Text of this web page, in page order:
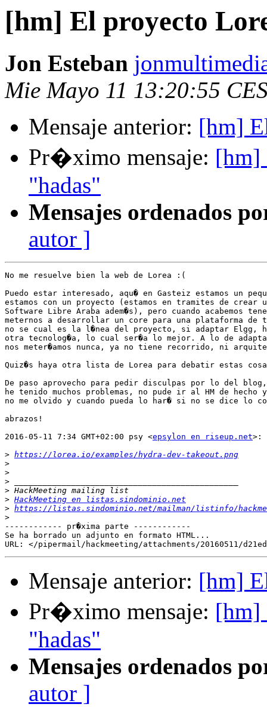
[hm] El proyecto
Jon Esteban
Mie Mayo 11 13:20:55
Mensaje anterior: [hm]
Pr�ximo mensaje: [hm]
"hadas"
Mensajes ordenados
autor ]
No me resuelve bien la web de Lorea :(
Puedo estar interesado, aqu� en Gasteiz estamos un
estamos con un proyecto (estamos en tramites de crear
Software Libre Araba adem�s), pero cuando acabemos
meternos a desarrollar un core para una plataforma de
no se cual es la l�nea del proyecto, si adaptar Elgg,
otra tecnolog�a, lo cual ser�a lo mejor. A lo de
nos meter�amos nunca, ya no tiene recorrido, ni
Quiz�s haya otra lista de Lorea para debatir estas
De paso aprovecho para pedir disculpas por lo del
he tenido muchos problemas, no pude ir al HM de hecho
no me olvido y cuando pueda lo har� si no se dice lo
abrazos!
2016-05-11 7:34 GMT+02:00 psy <epsylon en riseup.net>:
> https://lorea.io/examples/hydra-dev-takeout.png
>
>
>
>
> HackMeeting en listas.sindominio.net
> https://listas.sindominio.net/mailman/listinfo/
>
------------ pr�xima parte ------------
Se ha borrado un adjunto en formato HTML...
Mensaje anterior: [hm]
Pr�ximo mensaje: [hm]
"hadas"
Mensajes ordenados
autor ]